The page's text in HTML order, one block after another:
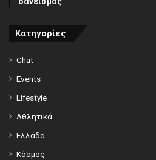
Κατηγορίες
Chat
Events
Lifestyle
Αθλητικά
Ελλάδα
Κόσμος